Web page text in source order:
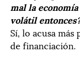
mal la
volátil
Sí, lo acusa
de financiación.